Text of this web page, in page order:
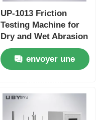
UP-1013 Friction
Testing Machine for
Dry and Wet Abrasion
Test with Adjustable
Load Range and Real-
time Friction
envoyer une